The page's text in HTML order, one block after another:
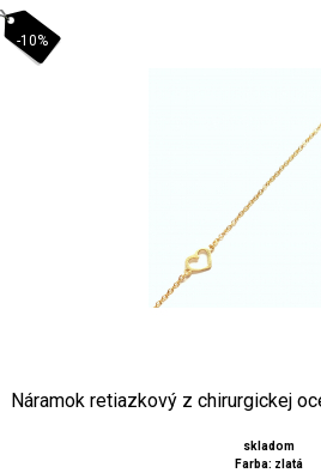
-10%
Náramok retiazkový z chirurgickej
skladom
Farba: zlatá